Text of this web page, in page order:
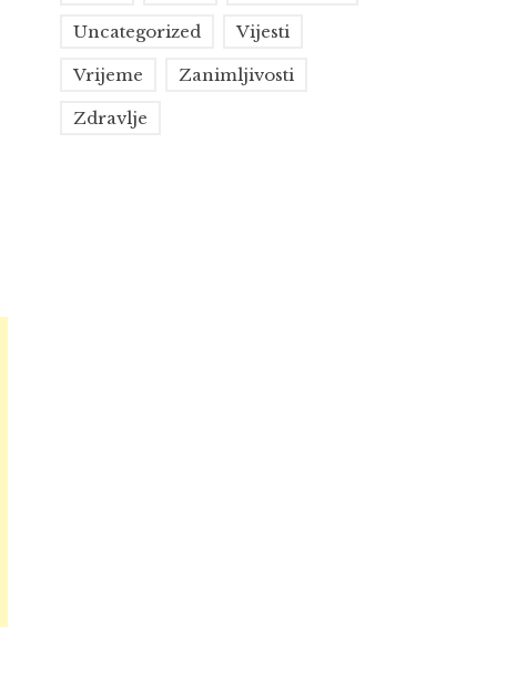
Uncategorized Vijesti
Vrijeme Zanimljivosti
Zdravlje